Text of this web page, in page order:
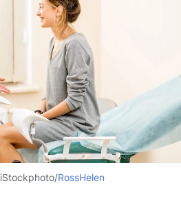
iStockphoto/RossHelen